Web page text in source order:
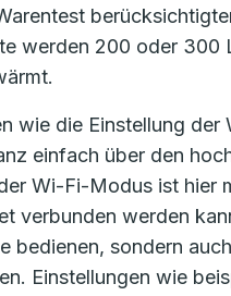
werden 200 oder 300
wie die Einstellung
einfach über den
Wi-Fi-Modus ist hier
verbunden werden
bedienen, sondern
Einstellungen wie